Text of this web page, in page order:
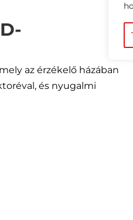
az érzékelő házában
és nyugalmi